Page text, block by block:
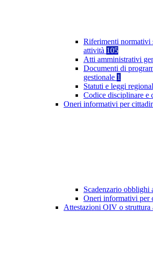
Riferimenti normativi
attività 105
Atti amministrativi
Documenti di
gestionale 1
Statuti e leggi
Codice disciplinare e
Oneri informativi per
Scadenzario obblighi
Oneri informativi per
Attestazioni OIV o struttura